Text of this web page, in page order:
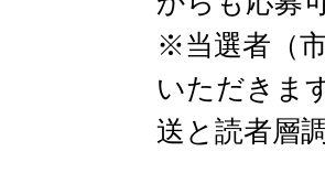
※当選者（
いただきま
送と読者層